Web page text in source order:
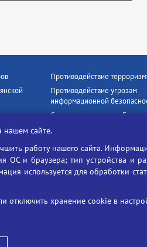
Противодействие
Противодействие угрозам
информационной
Социальные ролики -
БГУ против наркотиков
нашем сайте.
работу нашего сайта.
и браузера; тип устройства и
используется для обработки
хранение cookie в